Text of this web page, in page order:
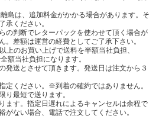
は、追加料金がかかる場合があります。そ
承ください。
の判断でレターパックを使わせて頂く場合が
。差額は運営の経費としてご了承下さい。
上のお買い上げで送料を半額当社負担、
額当社負担になります。
発送とさせて頂きます。発送日は注文から３
定ください。※到着の確約ではありません。
り最短で送ります。
ます。指定日遅れによるキャンセルは余程で
がない場合、電話で注文してください。